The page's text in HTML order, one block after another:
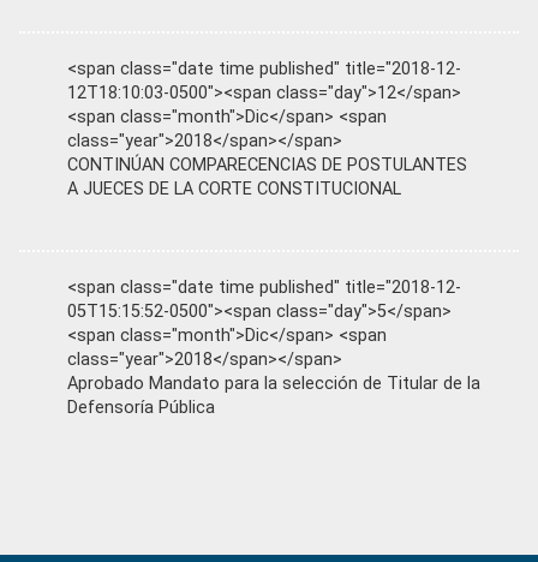
<span class="date time published" title="2018-12-
12T18:10:03-0500"><span class="day">12</span>
<span class="month">Dic</span> <span
class="year">2018</span></span>
CONTINÚAN COMPARECENCIAS DE POSTULANTES
A JUECES DE LA CORTE CONSTITUCIONAL
<span class="date time published" title="2018-12-
05T15:15:52-0500"><span class="day">5</span>
<span class="month">Dic</span> <span
class="year">2018</span></span>
Aprobado Mandato para la selección de Titular de la
Defensoría Pública